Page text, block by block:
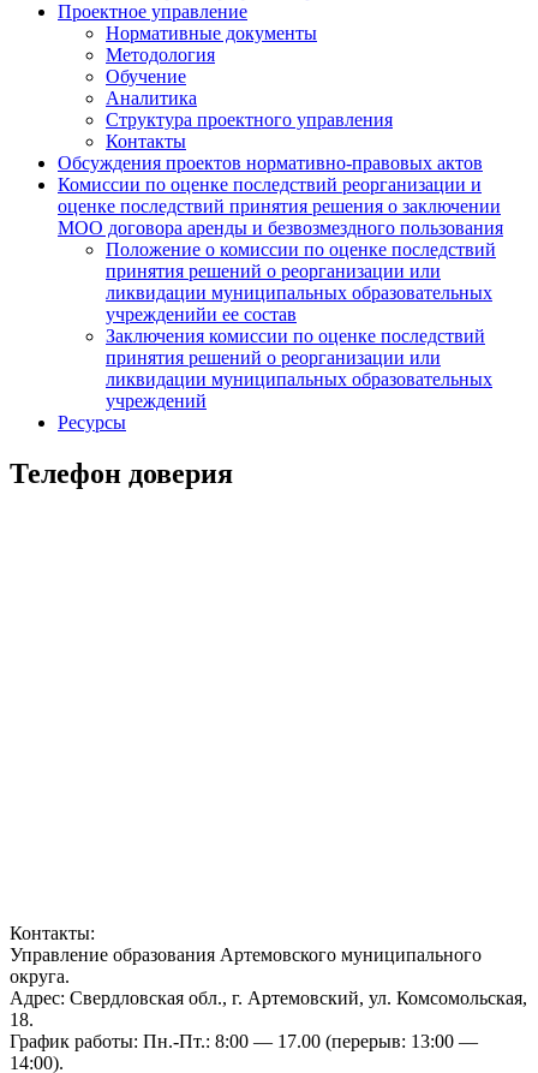
Проектное управление
Нормативные документы
Методология
Обучение
Аналитика
Структура проектного управления
Контакты
Обсуждения проектов нормативно-правовых актов
Комиссии по оценке последствий реорганизации и
оценке последствий принятия решения о заключении
МОО договора аренды и безвозмездного пользования
Положение о комиссии по оценке последствий
принятия решений о реорганизации или
ликвидации муниципальных образовательных
учрежденийи ее состав
Заключения комиссии по оценке последствий
принятия решений о реорганизации или
ликвидации муниципальных образовательных
учреждений
Ресурсы
Телефон доверия
Контакты:
Управление образования Артемовского муниципального
округа.
Адрес: Свердловская обл., г. Артемовский, ул. Комсомольская,
18.
График работы: Пн.-Пт.: 8:00 — 17.00 (перерыв: 13:00 —
14:00).